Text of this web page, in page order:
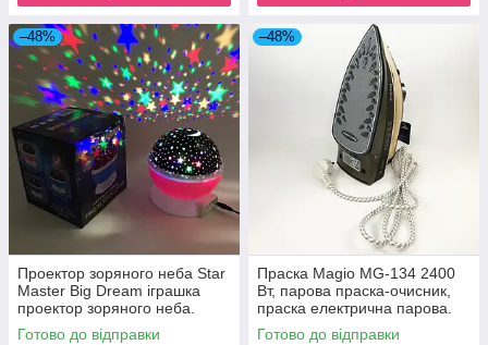
–48%
Проектор зоряного неба Star
Master Big Dream іграшка
проектор зоряного неба.
Колір: рожевий
Готово до відправки
–48%
Праска Magio MG-134 2400
Вт, парова праска-очисник,
праска електрична парова.
Колір: бежевий
Готово до відправки